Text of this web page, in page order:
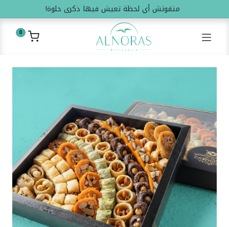
متفوتش أي لحظة تعيش فيها ذكرى حلوة!
0